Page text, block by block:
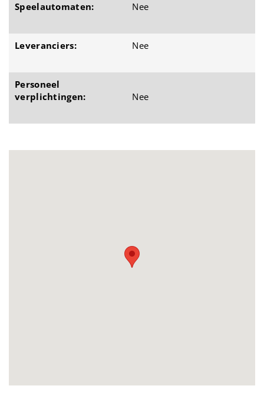
Speelautomaten: Nee
Leveranciers: Nee
Personeel
verplichtingen:
Nee